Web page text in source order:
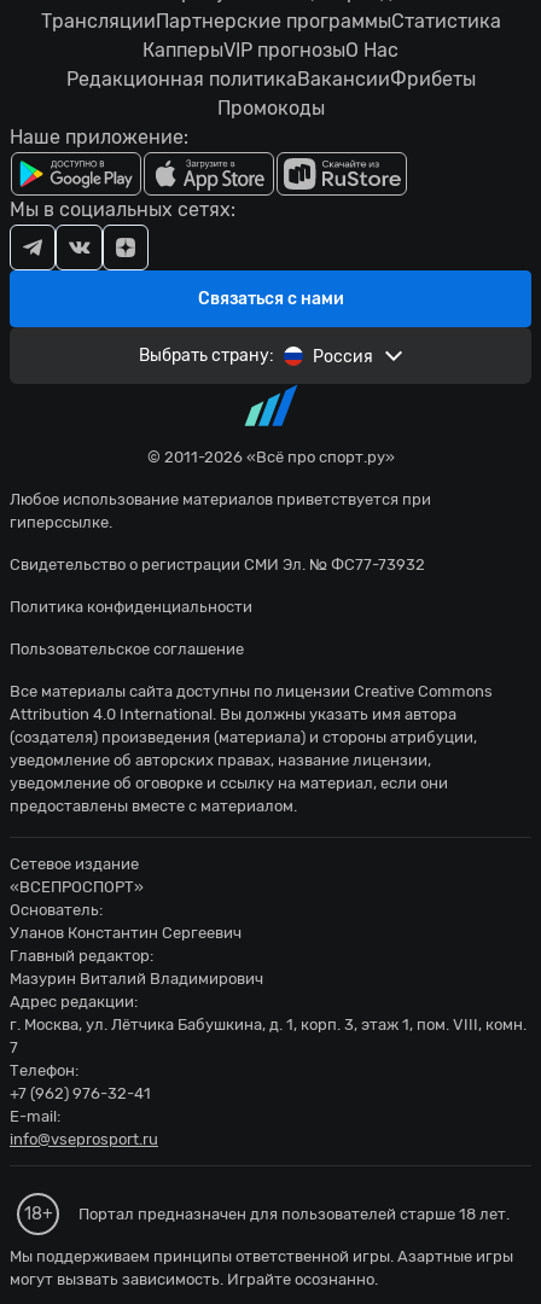
© 2011-2026 «Всё про спорт.ру»
Любое использование материалов приветствуется при
гиперссылке.
Свидетельство о регистрации СМИ Эл. № ФС77-73932
Политика конфиденциальности
Пользовательское соглашение
ТрансляцииПартнерские программыСтатистика
КапперыVIP прогнозыО Нас
Редакционная политикаВакансииФрибеты
Промокоды
Наше приложение:
Связаться с нами
Мы в социальных сетях:
Выбрать страну: Россия
Все материалы сайта доступны по лицензии Creative Commons
Attribution 4.0 International. Вы должны указать имя автора
(создателя) произведения (материала) и стороны атрибуции,
уведомление об авторских правах, название лицензии,
уведомление об оговорке и ссылку на материал, если они
предоставлены вместе с материалом.
Сетевое издание
«ВСЕПРОСПОРТ»
Основатель:
Уланов Константин Сергеевич
Главный редактор:
Мазурин Виталий Владимирович
Адрес редакции:
г. Москва, ул. Лётчика Бабушкина, д. 1, корп. 3, этаж 1, пом. VIII, комн.
7
Телефон:
+7 (962) 976-32-41
E-mail:
info@vseprosport.ru
18+ Портал предназначен для пользователей старше 18 лет.
Мы поддерживаем принципы ответственной игры. Азартные игры
могут вызвать зависимость. Играйте осознанно.